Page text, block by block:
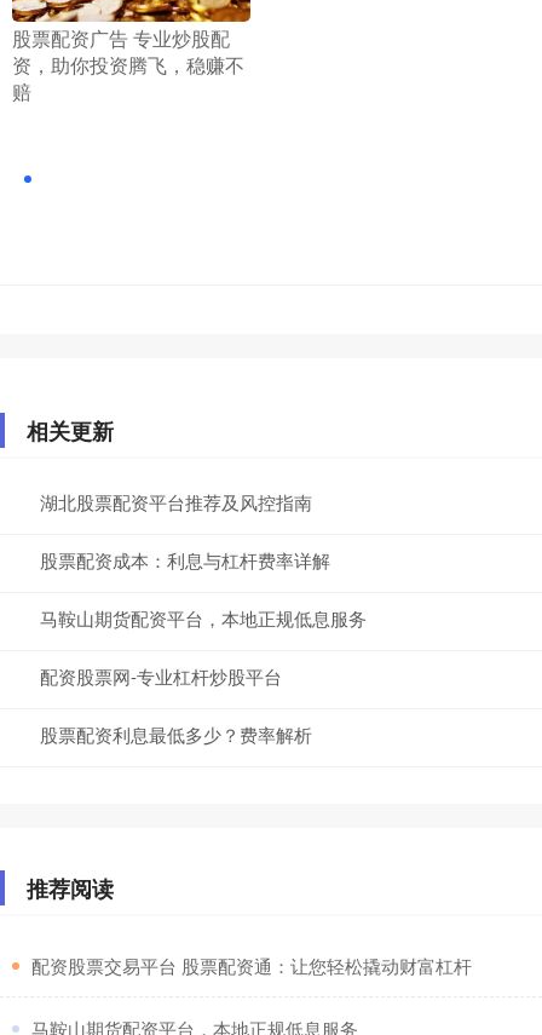
​股票配资广告 专业炒股配
资，助你投资腾飞，稳赚不
赔
相关更新
湖北股票配资平台推荐及风控指南
股票配资成本：利息与杠杆费率详解
马鞍山期货配资平台，本地正规低息服务
配资股票网-专业杠杆炒股平台
股票配资利息最低多少？费率解析
推荐阅读
​配资股票交易平台 股票配资通：让您轻松撬动财富杠杆
​马鞍山期货配资平台，本地正规低息服务